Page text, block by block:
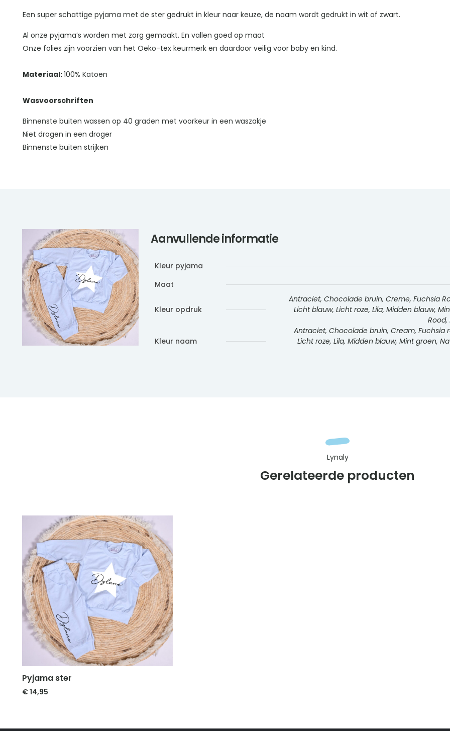
Een super schattige pyjama met de ster gedrukt in kleur naar keuze, de naam wordt gedrukt in wit of zwart.
Al onze pyjama’s worden met zorg gemaakt. En vallen goed op maat
Onze folies zijn voorzien van het Oeko-tex keurmerk en daardoor veilig voor baby en kind.
Materiaal:100% Katoen
Wasvoorschriften
Binnenste buiten wassen op 40 graden met voorkeur in een waszakje
Niet drogen in een droger
Binnenste buiten strijken
Aanvullende informatie
Kleur pyjama
Maat
Kleur opdruk
Antraciet, Chocolade bruin, Creme, Fuchsia
Licht blauw, Licht roze, Lila, Midden blauw,
Rood,
Kleur naam
Antraciet, Chocolade bruin, Cream, Fuchsia
Licht roze, Lila, Midden blauw, Mint groen,
Gerelateerde producten
Lynaly
Pyjama ster
€14,95